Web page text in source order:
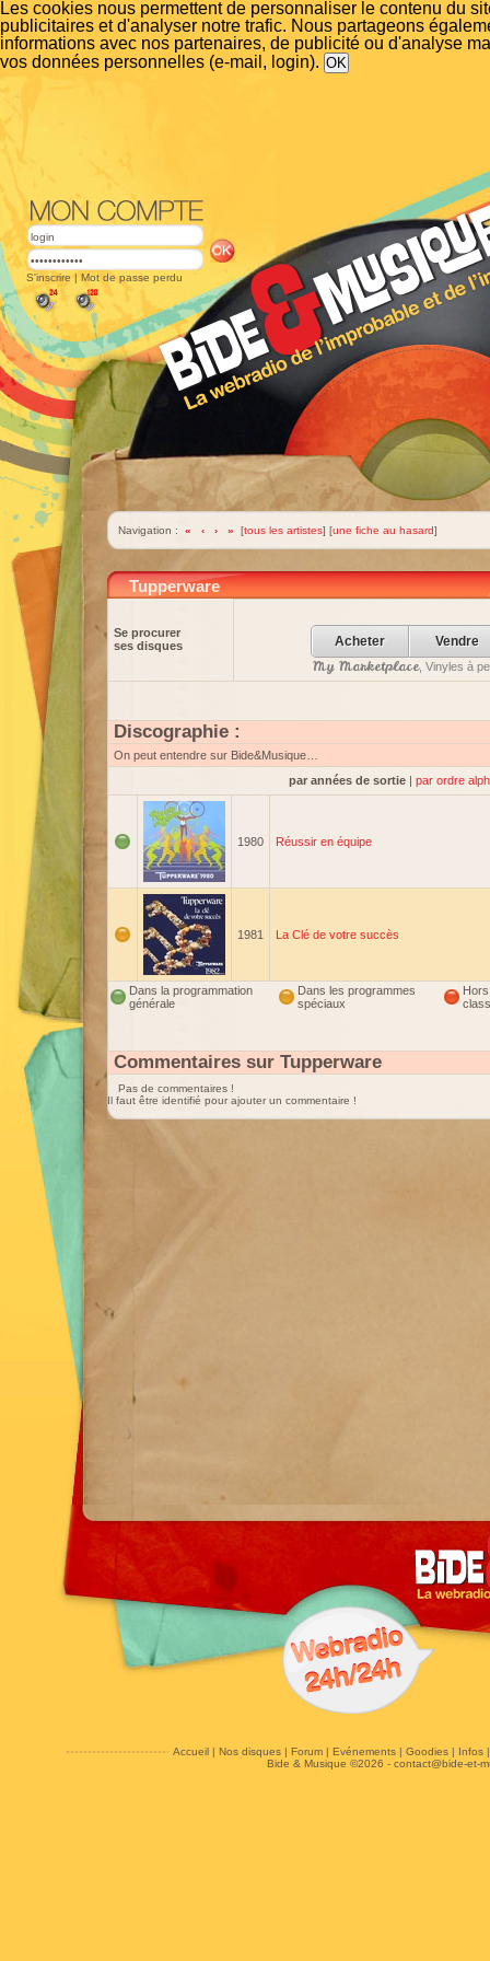
Les cookies nous permettent de personnaliser le contenu du
publicitaires et d'analyser notre trafic. Nous partageons
informations avec nos partenaires, de publicité ou d'analyse
vos données personnelles (e-mail, login).
S'inscrire | Mot de passe perdu
Navigation : « ‹ › » [tous les artistes] [une fiche au hasard]
Tupperware
Se procurer
ses disques
Acheter Vendre
My Marketplace, Vinyles à
Discographie :
On peut entendre sur Bide&Musique…
par années de sortie | par ordre
1980 Réussir en équipe
1981 La Clé de votre succès
Dans la programmation
générale
Dans les programmes
spéciaux
Hors
Commentaires sur Tupperware
Pas de commentaires !
Il faut être identifié pour ajouter un commentaire !
Accueil| Nos disques| Forum| Evénements| Goodies| Infos
Bide & Musique ©2026 - contact@bide-et-